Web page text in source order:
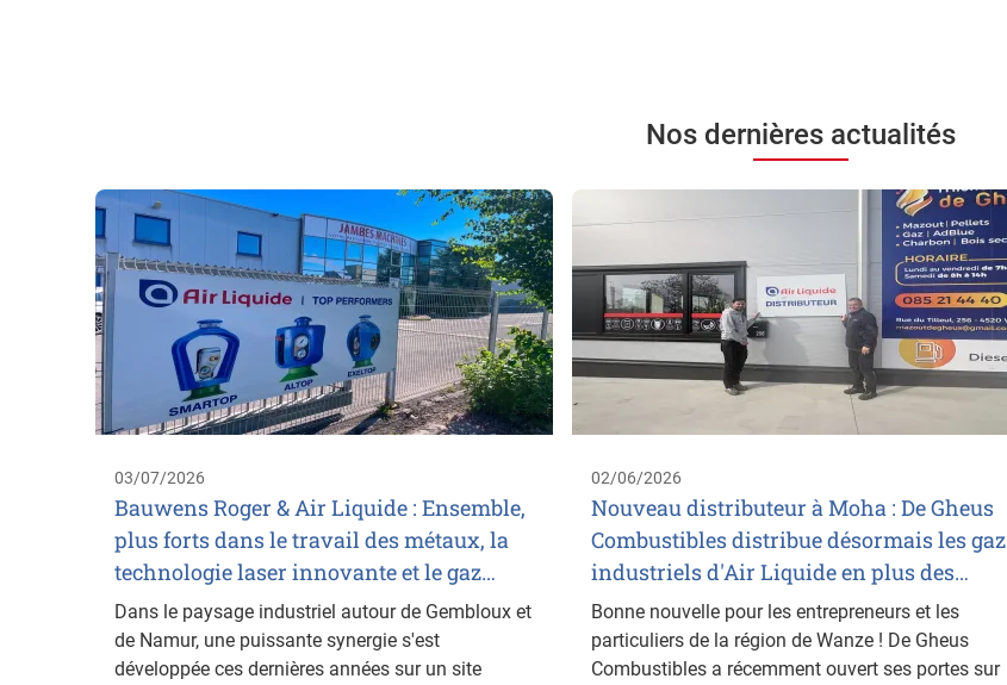
Nos dernières actualités
03/07/2026
Bauwens Roger & Air Liquide : Ensemble,
plus forts dans le travail des métaux, la
technologie laser innovante et le gaz…
Dans le paysage industriel autour de Gembloux et
de Namur, une puissante synergie s'est
développée ces dernières années sur un site
02/06/2026
Nouveau distributeur à Moha : De Gheus
Combustibles distribue désormais les gaz
industriels d'Air Liquide en plus des…
Bonne nouvelle pour les entrepreneurs et les
particuliers de la région de Wanze ! De Gheus
Combustibles a récemment ouvert ses portes sur